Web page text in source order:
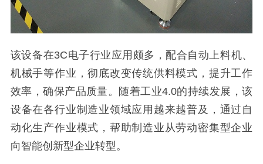
该设备在3C电子行业应用颇多，配合自动上料机、
机械手等作业，彻底改变传统供料模式，提升工作
效率，确保产品质量。随着工业4.0的持续发展，该
设备在各行业制造业领域应用越来越普及，通过自
动化生产作业模式，帮助制造业从劳动密集型企业
向智能创新型企业转型。